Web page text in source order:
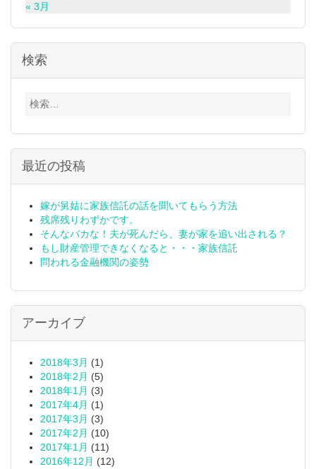
« 3月
検索
検
最近の投稿
嫁が舅姑に家族信託の話を聞いてもらう方法
残席残りわずかです。
そんなバカな！夫が死んだら、妻が家を追い出される？
もし財産管理できなくなると・・・家族信託
問われる金融機関の姿勢
アーカイブ
2018年3月 (1)
2018年2月 (5)
2018年1月 (3)
2017年4月 (1)
2017年3月 (3)
2017年2月 (10)
2017年1月 (11)
2016年12月 (12)